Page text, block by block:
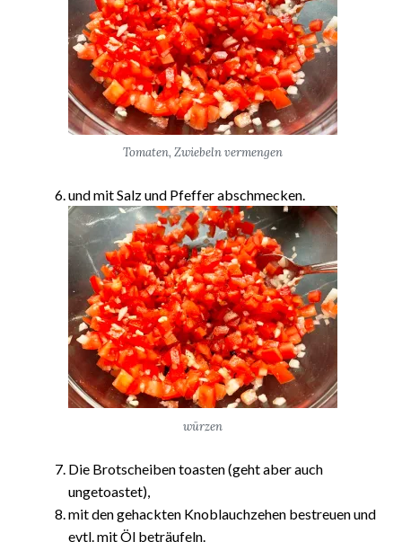
Tomaten, Zwiebeln vermengen
und mit Salz und Pfeffer abschmecken.
würzen
Die Brotscheiben toasten (geht aber auch
ungetoastet),
mit den gehackten Knoblauchzehen bestreuen und
evtl. mit Öl beträufeln.